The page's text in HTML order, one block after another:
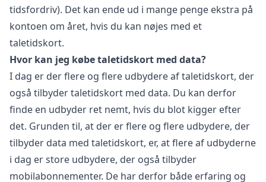
tidsfordriv). Det kan ende ud i mange penge ekstra på
kontoen om året, hvis du kan nøjes med et
taletidskort.
Hvor kan jeg købe taletidskort med data?
I dag er der flere og flere udbydere af taletidskort, der
også tilbyder taletidskort med data. Du kan derfor
finde en udbyder ret nemt, hvis du blot kigger efter
det. Grunden til, at der er flere og flere udbydere, der
tilbyder data med taletidskort, er, at flere af udbyderne
i dag er store udbydere, der også tilbyder
mobilabonnementer. De har derfor både erfaring og